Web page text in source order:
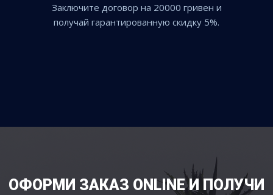
Заключите договор на 20000 гривен и
получай гарантированную скидку 5%.
ОФОРМИ ЗАКАЗ ONLINE И ПОЛУЧИ